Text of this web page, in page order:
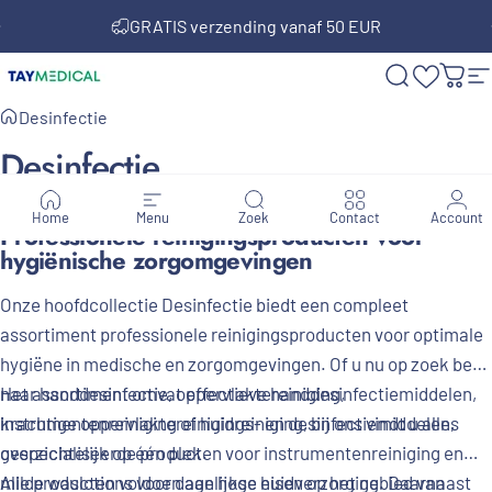
Ga naar inhoud
GRATIS verzending vanaf 50 EUR
TAY MEDICAL
Home Menu Zoek Contact Account
Desinfectie
Desinfectie
Professionele reinigingsproducten voor
hygiënische zorgomgevingen
Onze hoofdcollectie Desinfectie biedt een compleet
assortiment professionele reinigingsproducten voor optimale
hygiëne in medische en zorgomgevingen. Of u nu op zoek bent
naar handdesinfectie, oppervlaktereiniging,
instrumentenreiniging of huidreiniging, bij ons vindt u alles
overzichtelijk op één plek.
Het assortiment omvat effectieve handdesinfectiemiddelen,
krachtige oppervlaktereinigings- en desinfectiemiddelen,
gespecialiseerde producten voor instrumentenreiniging en
milde waslotions voor dagelijkse huidverzorging. Daarnaast
Alle producten voldoen aan hoge eisen op het gebied van